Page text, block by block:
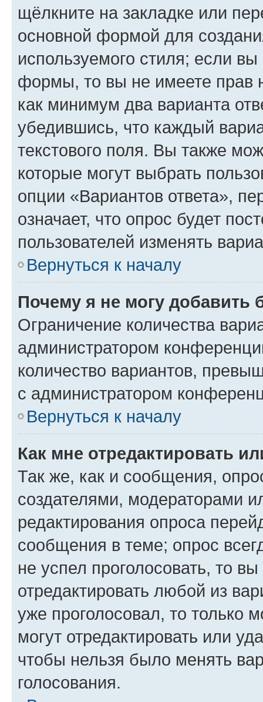
щёлкните на закладке или
основной формой для
используемого стиля; если
формы, то вы не имеете прав
как минимум два варианта
убедившись, что каждый
текстового поля. Вы также
которые могут выбрать
опции «Вариантов ответа»,
означает, что опрос будет
пользователей изменять
Вернуться к началу
Почему я не могу добавить
Ограничение количества
администратором
количество вариантов,
с администратором
Вернуться к началу
Как мне отредактировать
Так же, как и сообщения,
создателями, модераторами
редактирования опроса
сообщения в теме; опрос
не успел проголосовать, то
отредактировать любой из
уже проголосовал, то только
могут отредактировать или
чтобы нельзя было менять
голосования.